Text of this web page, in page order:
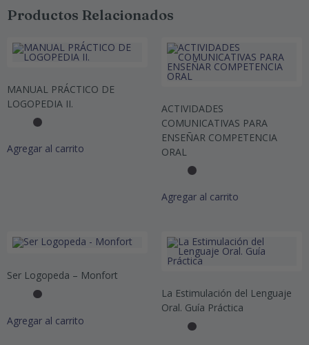
Productos Relacionados
MANUAL PRÁCTICO DE
LOGOPEDIA II.
Agregar al carrito
ACTIVIDADES
COMUNICATIVAS PARA
ENSEÑAR COMPETENCIA
ORAL
Agregar al carrito
Ser Logopeda – Monfort
Agregar al carrito
La Estimulación del Lenguaje
Oral. Guía Práctica